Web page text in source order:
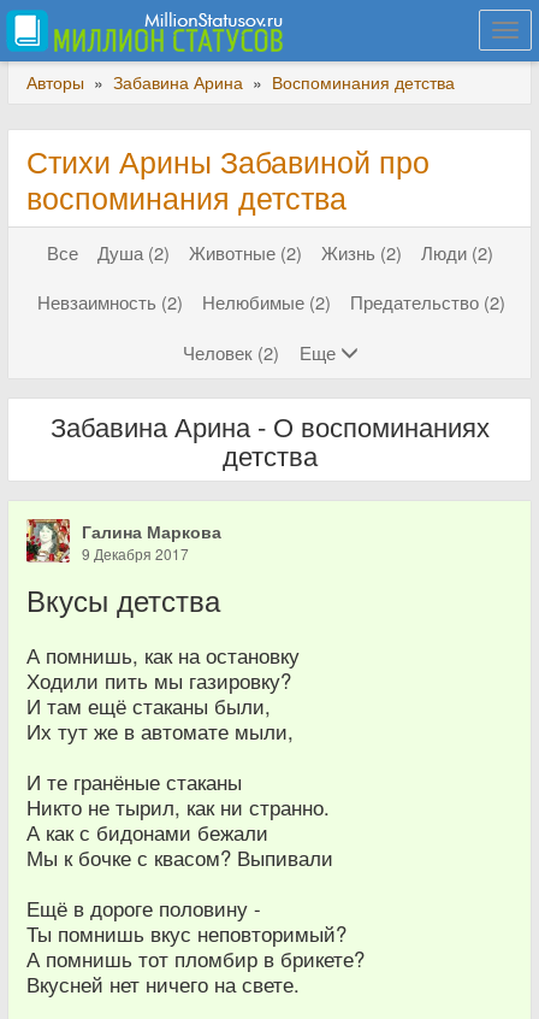
Авторы » Забавина Арина » Воспоминания детства
Стихи Арины Забавиной про
воспоминания детства
Все Душа (2) Животные (2) Жизнь (2)
Люди (2)
Невзаимность (2)
Нелюбимые (2)
Предательство (2)
Человек (2)
Еще
Забавина Арина - О воспоминаниях
детства
Галина Маркова
9 Декабря 2017
Вкусы детства
А помнишь, как на остановку
Ходили пить мы газировку?
И там ещё стаканы были,
Их тут же в автомате мыли,
И те гранёные стаканы
Никто не тырил, как ни странно.
А как с бидонами бежали
Мы к бочке с квасом? Выпивали
Ещё в дороге половину -
Ты помнишь вкус неповторимый?
А помнишь тот пломбир в брикете?
Вкусней нет ничего на свете.